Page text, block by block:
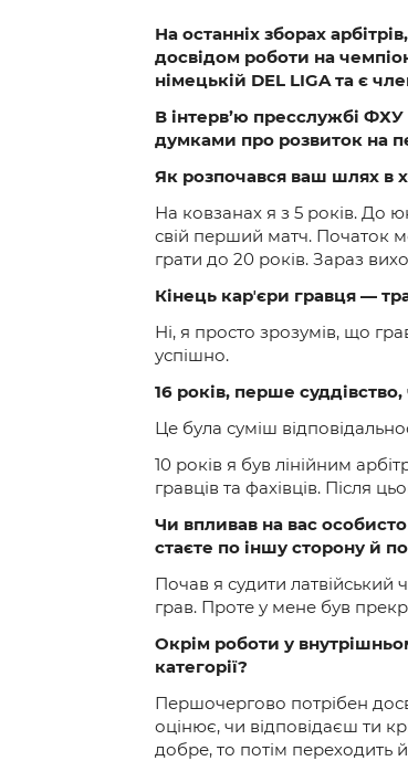
На останніх зборах
досвідом роботи на
німецькій DEL LIGA та є
В інтерв’ю пресслужбі
думками про розвиток на
Як розпочався ваш шлях в
На ковзанах я з 5 років. До
свій перший матч. Початок
грати до 20 років. Зараз
Кінець карʼєри гравця —
Ні, я просто зрозумів, що
успішно.
16 років, перше суддівство,
Це була суміш
10 років я був лінійним
гравців та фахівців. Після
Чи впливав на вас
стаєте по іншу сторону й
Почав я судити латвійський
грав. Проте у мене був
Окрім роботи у
категорії?
Першочергово потрібен
оцінює, чи відповідаєш ти
добре, то потім переходить